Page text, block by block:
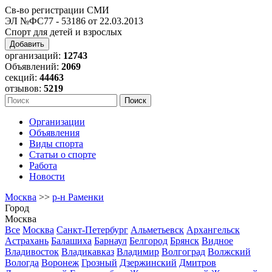
Св-во регистрации СМИ
ЭЛ №ФС77 - 53186 от 22.03.2013
Спорт для детей и взрослых
Добавить
организаций: 12743
Объявлений: 2069
секций: 44463
отзывов: 5219
Организации
Объявления
Виды спорта
Статьи о спорте
Работа
Новости
Москва >> р-н Раменки
Город
Москва
Все Москва Санкт-Петербург Альметьевск Архангельск
Астрахань Балашиха Барнаул Белгород Брянск Видное
Владивосток Владикавказ Владимир Волгоград Волжский
Вологда Воронеж Грозный Дзержинский Дмитров